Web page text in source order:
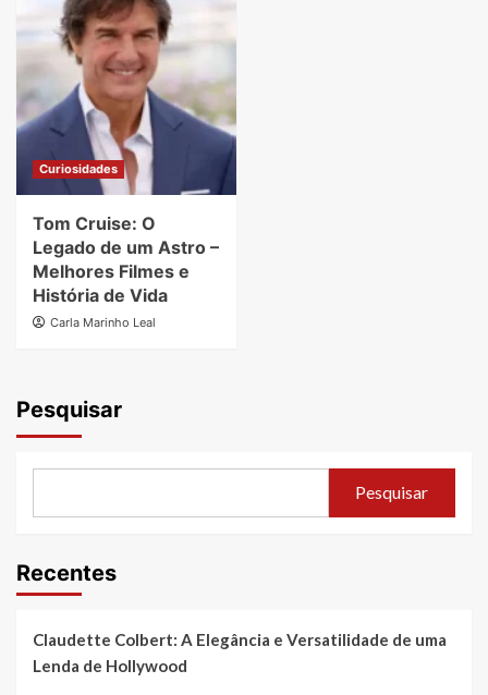
Curiosidades
Tom Cruise: O
Legado de um Astro –
Melhores Filmes e
História de Vida
Carla Marinho Leal
Pesquisar
Pesquisar
Recentes
Claudette Colbert: A Elegância e Versatilidade de uma
Lenda de Hollywood